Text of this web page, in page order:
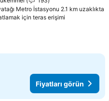
Metro İstasyonu 2.1 km uzaklıkta
için teras erişimi
Fiyatları görün